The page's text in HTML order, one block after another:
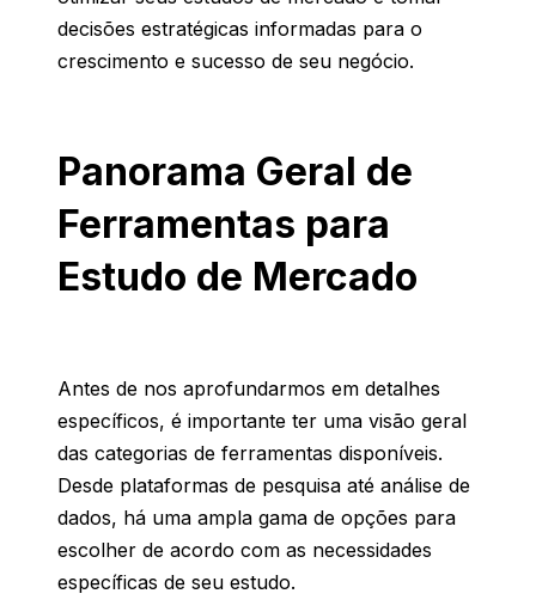
decisões estratégicas informadas para o
crescimento e sucesso de seu negócio.
Panorama Geral de
Ferramentas para
Estudo de Mercado
Antes de nos aprofundarmos em detalhes
específicos, é importante ter uma visão geral
das categorias de ferramentas disponíveis.
Desde plataformas de pesquisa até análise de
dados, há uma ampla gama de opções para
escolher de acordo com as necessidades
específicas de seu estudo.